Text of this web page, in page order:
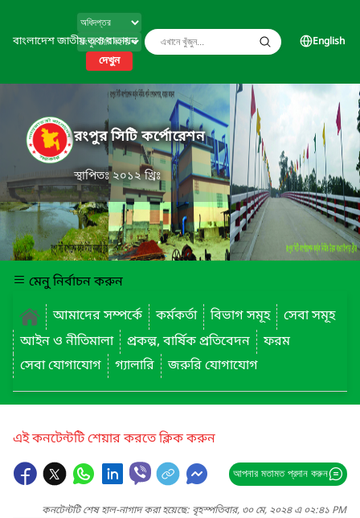
বাংলাদেশ জাতীয় তথ্য বাতায়ন
দেখুন
English
রংপুর সিটি কর্পোরেশন
স্থাপিতঃ ২০১২ খ্রিঃ
মেনু নির্বাচন করুন
আমাদের সম্পর্কে
কর্মকর্তা বিভাগ সমূহ
সেবা সমূহ
আইন ও নীতিমালা
প্রকল্প, বার্ষিক প্রতিবেদন
ফরম
সেবা যোগাযোগ
গ্যালারি জরুরি যোগাযোগ
এই কনটেন্টটি শেয়ার করতে ক্লিক করুন
আপনার মতামত প্রদান করুন
কনটেন্টটি শেষ হাল-নাগাদ করা হয়েছে: বৃহস্পতিবার, ৩০ মে, ২০২৪ এ ০২:৪১ PM